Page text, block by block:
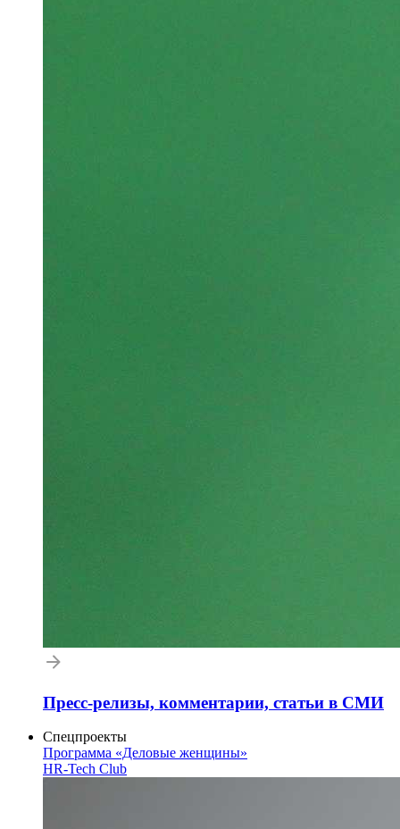
Пресс-релизы, комментарии, статьи в СМИ
Спецпроекты
Программа «Деловые женщины»
HR-Tech Club